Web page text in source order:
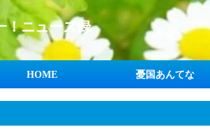
！ニュース録
HOME 憂国あんてな